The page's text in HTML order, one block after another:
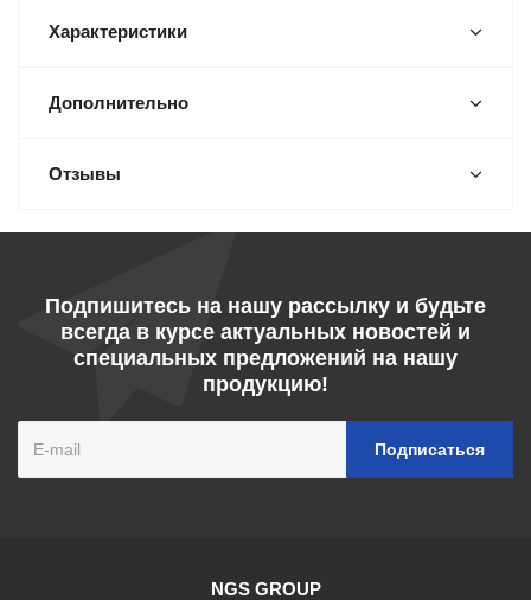
Характеристики
Дополнительно
Отзывы
Подпишитесь на нашу рассылку и будьте
всегда в курсе актуальных новостей и
специальных предложений на нашу
продукцию!
NGS GROUP